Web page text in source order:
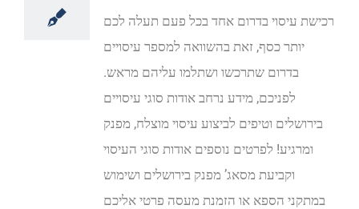
רכישת עיסוי בדרום אחד בכל פעם תעלה לכם
יותר כסף, זאת בהשוואה למספר עיסויים
בדרום שתרכשו ושתלמו עליהם מראש.
לפניכם, מידע נרחב אודות סוגי עיסויים
בירושלים וטיפים לביצוע עיסוי מוצלח, מפנק
ומרגיע! לפרטים נוספים אודות סוגי העיסוי
וקביעת מסאג’ מפנק בירושלים ושימוש
במתקני הספא או הזמנת מעסה פרטי אליכם